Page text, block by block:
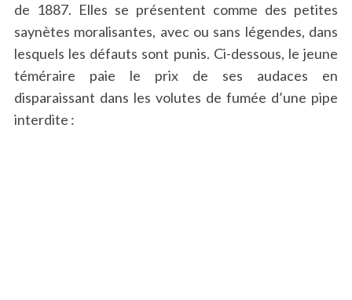
de 1887. Elles se présentent comme des petites
saynètes moralisantes, avec ou sans légendes, dans
lesquels les défauts sont punis. Ci-dessous, le jeune
téméraire paie le prix de ses audaces en
disparaissant dans les volutes de fumée d’une pipe
interdite :